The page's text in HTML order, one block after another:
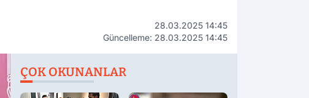
28.03.2025 14:45
Güncelleme: 28.03.2025 14:45
ÇOK OKUNANLAR